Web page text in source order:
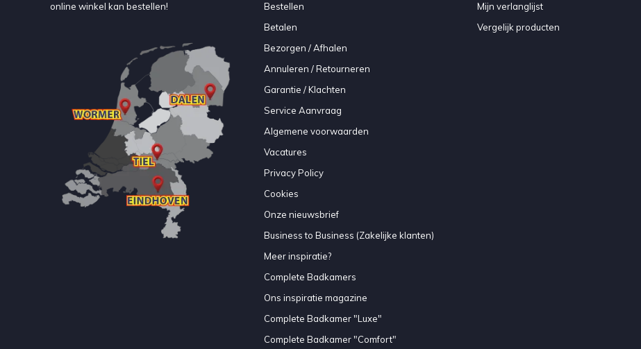
online winkel kan bestellen!
Bestellen
Betalen
Bezorgen / Afhalen
Annuleren / Retourneren
Garantie / Klachten
Service Aanvraag
Algemene voorwaarden
Vacatures
Privacy Policy
Cookies
Onze nieuwsbrief
Business to Business (Zakelijke klanten)
Meer inspiratie?
Complete Badkamers
Ons inspiratie magazine
Complete Badkamer "Luxe"
Complete Badkamer "Comfort"
Mijn verlanglijst
Vergelijk producten